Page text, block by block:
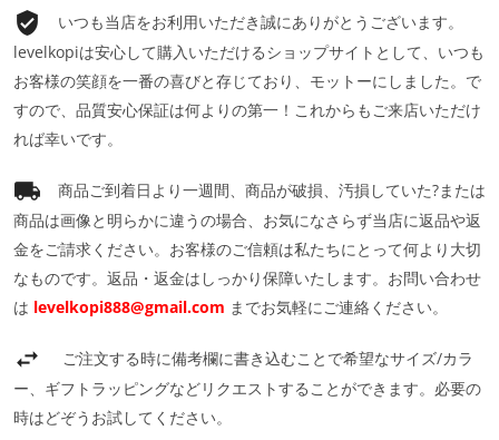
いつも当店をお利用いただき誠にありがとうございます。
levelkopiは安心して購入いただけるショップサイトとして、いつも
お客様の笑顔を一番の喜びと存じており、モットーにしました。で
すので、品質安心保証は何よりの第一！これからもご来店いただけ
れば幸いです。
商品ご到着日より一週間、商品が破損、汚損していた?または
商品は画像と明らかに違うの場合、お気になさらず当店に返品や返
金をご請求ください。お客様のご信頼は私たちにとって何より大切
なものです。返品・返金はしっかり保障いたします。お問い合わせ
は levelkopi888@gmail.com までお気軽にご連絡ください。
ご注文する時に備考欄に書き込むことで希望なサイズ/カラ
ー、ギフトラッピングなどリクエストすることができます。必要の
時はどぞうお試してください。